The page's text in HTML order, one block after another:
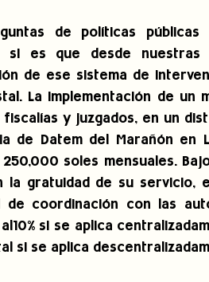
de políticas
si es que desde
de ese sistema de
La implementación de un
fiscalías y juzgados, en un
de Datem del Marañón
250,000 soles mensuales.
la gratuidad de su servicio,
de coordinación con las
si se aplica
si se aplica